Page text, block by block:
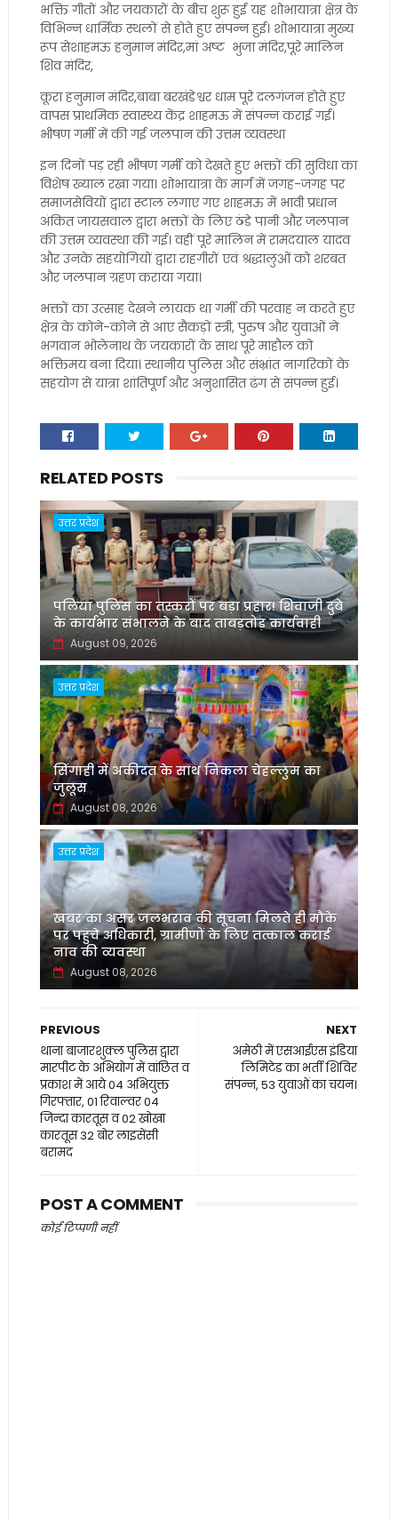
भक्ति गीतों और जयकारों के बीच शुरू हुई यह शोभायात्रा क्षेत्र के
विभिन्न धार्मिक स्थलों से होते हुए संपन्न हुई। शोभायात्रा मुख्य
रूप सेशाहमऊ हनुमान मंदिर,मां अष्ट भुजा मंदिर,पूरे मालिन
शिव मंदिर,
कूरा हनुमान मंदिर,बाबा बरखंडेश्वर धाम पूरे दलगंजन होते हुए
वापस प्राथमिक स्वास्थ्य केंद्र शाहमऊ में संपन्न कराई गई।
भीषण गर्मी में की गई जलपान की उत्तम व्यवस्था
इन दिनों पड़ रही भीषण गर्मी को देखते हुए भक्तों की सुविधा का
विशेष ख्याल रखा गया। शोभायात्रा के मार्ग में जगह-जगह पर
समाजसेवियों द्वारा स्टाल लगाए गए शाहमऊ में भावी प्रधान
अंकित जायसवाल द्वारा भक्तों के लिए ठंडे पानी और जलपान
की उत्तम व्यवस्था की गई। वहीं पूरे मालिन में रामदयाल यादव
और उनके सहयोगियों द्वारा राहगीरों एवं श्रद्धालुओं को शरबत
और जलपान ग्रहण कराया गया।
भक्तों का उत्साह देखने लायक था गर्मी की परवाह न करते हुए
क्षेत्र के कोने-कोने से आए सैकड़ों स्त्री, पुरुष और युवाओं ने
भगवान भोलेनाथ के जयकारों के साथ पूरे माहौल को
भक्तिमय बना दिया। स्थानीय पुलिस और संभ्रांत नागरिकों के
सहयोग से यात्रा शांतिपूर्ण और अनुशासित ढंग से संपन्न हुई।
RELATED POSTS
उत्तर प्रदेश
पलिया पुलिस का तस्करों पर बड़ा प्रहार! शिवाजी दुबे
के कार्यभार संभालने के बाद ताबड़तोड़ कार्यवाही
August 09, 2026
उत्तर प्रदेश
सिंगाही में अकीदत के साथ निकला चेहल्लुम का
जुलूस
August 08, 2026
उत्तर प्रदेश
खबर का असर जलभराव की सूचना मिलते ही मौके
पर पहुंचे अधिकारी, ग्रामीणों के लिए तत्काल कराई
नाव की व्यवस्था
August 08, 2026
NEXT
अमेठी में एसआईएस इंडिया
लिमिटेड का भर्ती शिविर
संपन्न, 53 युवाओं का चयन।
PREVIOUS
थाना बाजारशुक्ल पुलिस द्वारा
मारपीट के अभियोग में वांछित व
प्रकाश में आये 04 अभियुक्त
गिरफ्तार, 01 रिवाल्वर 04
जिन्दा कारतूस व 02 खोखा
कारतूस 32 बोर लाइसेंसी
बरामद
POST A COMMENT
कोई टिप्पणी नहीं